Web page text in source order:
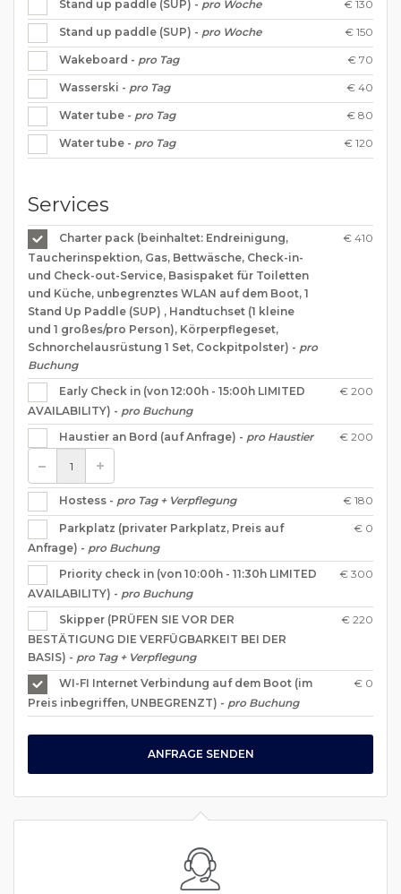
Stand up paddle (SUP) - pro Woche € 130
Stand up paddle (SUP) - pro Woche € 150
Wakeboard - pro Tag € 70
Wasserski - pro Tag € 40
Water tube - pro Tag € 80
Water tube - pro Tag € 120
Services
Charter pack (beinhaltet: Endreinigung,
Taucherinspektion, Gas, Bettwäsche, Check-in-
und Check-out-Service, Basispaket für Toiletten
und Küche, unbegrenztes WLAN auf dem Boot, 1
Stand Up Paddle (SUP) , Handtuchset (1 kleine
und 1 großes/pro Person), Körperpflegeset,
Schnorchelausrüstung 1 Set, Cockpitpolster) - pro
Buchung
€ 410
Early Check in (von 12:00h - 15:00h LIMITED
AVAILABILITY) - pro Buchung
€ 200
Haustier an Bord (auf Anfrage) - pro Haustier € 200
Hostess - pro Tag + Verpflegung € 180
Parkplatz (privater Parkplatz, Preis auf
Anfrage) - pro Buchung
€ 0
Priority check in (von 10:00h - 11:30h LIMITED
AVAILABILITY) - pro Buchung
€ 300
Skipper (PRÜFEN SIE VOR DER
BESTÄTIGUNG DIE VERFÜGBARKEIT BEI DER
BASIS) - pro Tag + Verpflegung
€ 220
WI-FI Internet Verbindung auf dem Boot (im
Preis inbegriffen, UNBEGRENZT) - pro Buchung
€ 0
ANFRAGE SENDEN